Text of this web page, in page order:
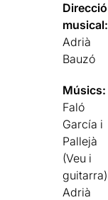
Direcció
musical:
Adrià
Bauzó
Músics:
Faló
García i
Pallejà
(Veu i
guitarra)
Adrià